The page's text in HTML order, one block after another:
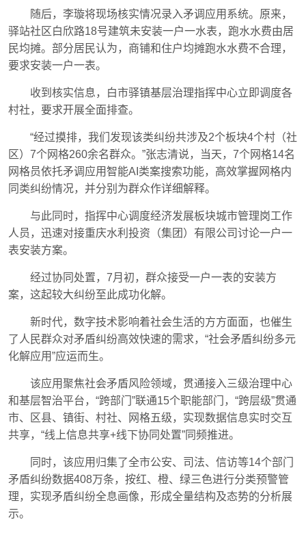
随后，李璇将现场核实情况录入矛调应用系统。原来，
驿站社区白欣路18号建筑未安装一户一水表，跑水水费由居
民均摊。部分居民认为，商铺和住户均摊跑水水费不合理，
要求安装一户一表。
收到核实信息，白市驿镇基层治理指挥中心立即调度各
村社，要求开展全面排查。
“经过摸排，我们发现该类纠纷共涉及2个板块4个村（社
区）7个网格260余名群众。”张志清说，当天，7个网格14名
网格员依托矛调应用智能AI类案搜索功能，高效掌握网格内
同类纠纷情况，并分别为群众作详细解释。
与此同时，指挥中心调度经济发展板块城市管理岗工作
人员，迅速对接重庆水利投资（集团）有限公司讨论一户一
表安装方案。
经过协同处置，7月初，群众接受一户一表的安装方
案，这起较大纠纷至此成功化解。
新时代，数字技术影响着社会生活的方方面面，也催生
了人民群众对矛盾纠纷高效快速的需求，“社会矛盾纠纷多元
化解应用”应运而生。
该应用聚焦社会矛盾风险领域，贯通接入三级治理中心
和基层智治平台，“跨部门”联通15个职能部门，“跨层级”贯通
市、区县、镇街、村社、网格五级，实现数据信息实时交互
共享，“线上信息共享+线下协同处置”同频推进。
同时，该应用归集了全市公安、司法、信访等14个部门
矛盾纠纷数据408万条，按红、橙、绿三色进行分类预警管
理，实现矛盾纠纷全息画像，形成全量结构及态势的分析展
示。